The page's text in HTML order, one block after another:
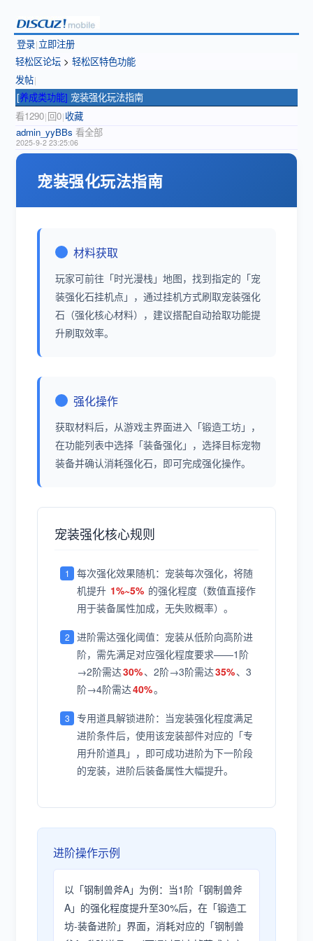
登录|立即注册
轻松区论坛 > 轻松区特色功能
发帖|
[养成类功能] 宠装强化玩法指南
看1290|回0|收藏
admin_yyBBs 看全部
2025-9-2 23:25:06
宠装强化玩法指南
材料获取
玩家可前往「时光漫栈」地图，找到指定的「宠
装强化石挂机点」，通过挂机方式刷取宠装强化
石（强化核心材料），建议搭配自动拾取功能提
升刷取效率。
强化操作
获取材料后，从游戏主界面进入「锻造工坊」，
在功能列表中选择「装备强化」，选择目标宠物
装备并确认消耗强化石，即可完成强化操作。
宠装强化核心规则
每次强化效果随机：宠装每次强化，将随
机提升 1%~5% 的强化程度（数值直接作
用于装备属性加成，无失败概率）。
进阶需达强化阈值：宠装从低阶向高阶进
阶，需先满足对应强化程度要求——1阶
→2阶需达30%、2阶→3阶需达35%、3
阶→4阶需达40%。
专用道具解锁进阶：当宠装强化程度满足
进阶条件后，使用该宠装部件对应的「专
用升阶道具」，即可成功进阶为下一阶段
的宠装，进阶后装备属性大幅提升。
进阶操作示例
以「钢制兽斧A」为例：当1阶「钢制兽斧
A」的强化程度提升至30%后，在「锻造工
坊-装备进阶」界面，消耗对应的「钢制兽